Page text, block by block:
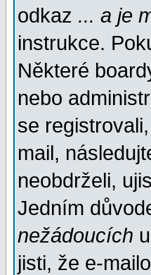
odkaz ... a je
instrukce.
Některé
nebo
se
mail,
neobdrželi,
Jedním
nežádoucích
jisti, že e-